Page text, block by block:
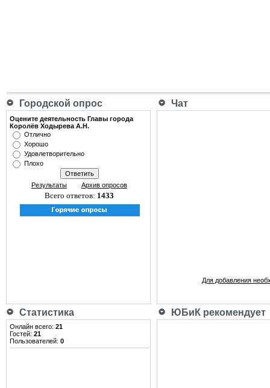
Городской опрос Чат
Оцените деятельность Главы города
Королёв Ходырева А.Н.
Отлично
Хорошо
Удовлетворительно
Плохо
Результаты Архив опросов
Всего ответов: 1433
Для добавления
Статистика ЮБиК рекомендует
Онлайн всего: 21
Гостей: 21
Пользователей: 0